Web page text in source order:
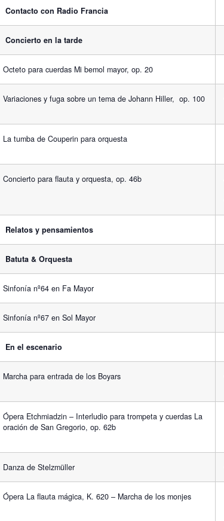
Contacto con Radio Francia
Concierto en la tarde
Octeto para cuerdas Mi bemol mayor, op. 20
Variaciones y fuga sobre un tema de Johann Hiller, op. 100
La tumba de Couperin para orquesta
Concierto para flauta y orquesta, op. 46b
Relatos y pensamientos
Batuta & Orquesta
Sinfonía nº64 en Fa Mayor
Sinfonía nº67 en Sol Mayor
En el escenario
Marcha para entrada de los Boyars
Ópera Etchmiadzin – Interludio para trompeta y cuerdas La
oración de San Gregorio, op. 62b
Danza de Stelzmüller
Ópera La flauta mágica, K. 620 – Marcha de los monjes